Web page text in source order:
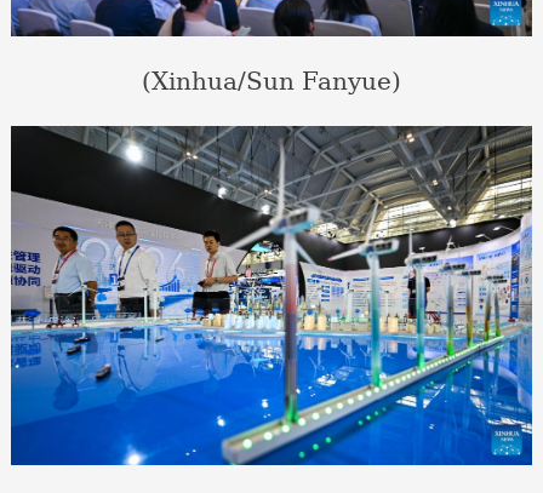
(Xinhua/Sun Fanyue)